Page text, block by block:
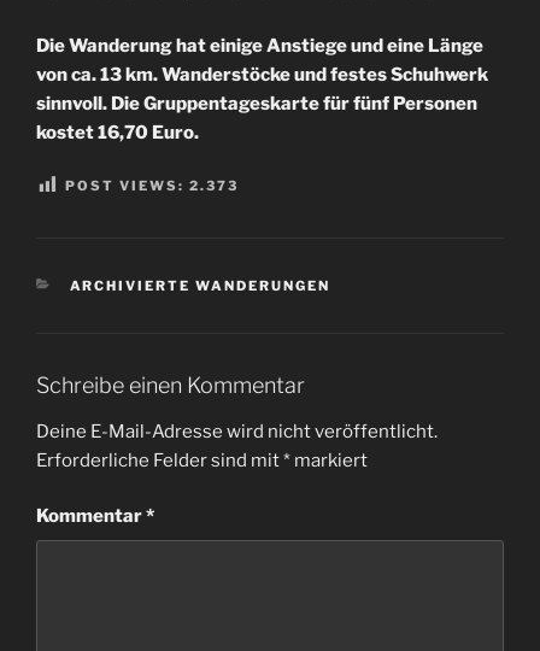
Die Wanderung hat einige Anstiege und eine Länge
von ca. 13 km. Wanderstöcke und festes Schuhwerk
sinnvoll. Die Gruppentageskarte für fünf Personen
kostet 16,70 Euro.
POST VIEWS: 2.373
KATEGORIEN
ARCHIVIERTE WANDERUNGEN
Schreibe einen Kommentar
Deine E-Mail-Adresse wird nicht veröffentlicht.
Erforderliche Felder sind mit* markiert
Kommentar*